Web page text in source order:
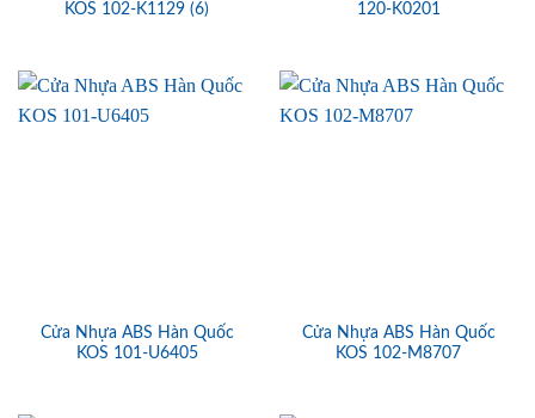
KOS 102-K1129 (6)
120-K0201
Cửa Nhựa ABS Hàn Quốc
KOS 101-U6405
Cửa Nhựa ABS Hàn Quốc
KOS 102-M8707